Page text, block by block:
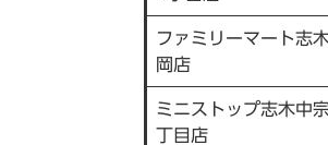
ファミリーマート志
岡店
ミニストップ志木中
丁目店